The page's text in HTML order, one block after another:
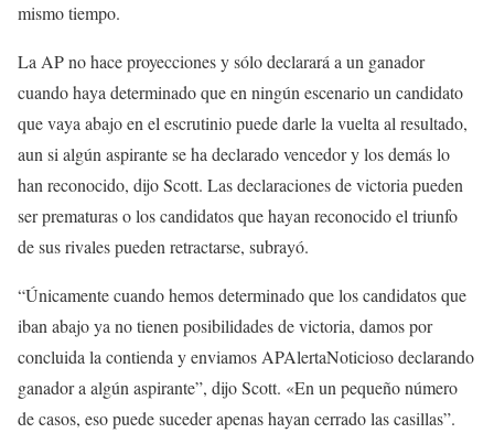
mismo tiempo.
La AP no hace proyecciones y sólo declarará a un ganador
cuando haya determinado que en ningún escenario un candidato
que vaya abajo en el escrutinio puede darle la vuelta al resultado,
aun si algún aspirante se ha declarado vencedor y los demás lo
han reconocido, dijo Scott. Las declaraciones de victoria pueden
ser prematuras o los candidatos que hayan reconocido el triunfo
de sus rivales pueden retractarse, subrayó.
“Únicamente cuando hemos determinado que los candidatos que
iban abajo ya no tienen posibilidades de victoria, damos por
concluida la contienda y enviamos APAlertaNoticioso declarando
ganador a algún aspirante”, dijo Scott. «En un pequeño número
de casos, eso puede suceder apenas hayan cerrado las casillas”.